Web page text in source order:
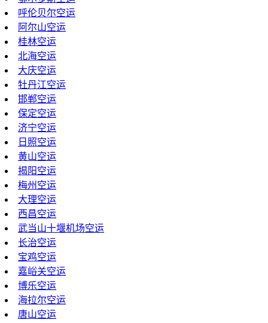
呼伦贝尔空运
阿尔山空运
桂林空运
北海空运
大庆空运
牡丹江空运
邯郸空运
保定空运
济宁空运
日照空运
黄山空运
揭阳空运
梅州空运
大理空运
西昌空运
武当山十堰机场空运
长治空运
宝鸡空运
嘉峪关空运
博乐空运
海拉尔空运
唐山空运